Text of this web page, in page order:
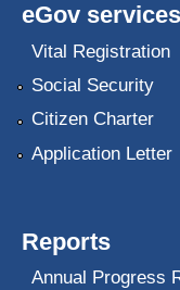
eGov services
Vital Registration
Social Security
Citizen Charter
Application Letter
Reports
Annual Progress